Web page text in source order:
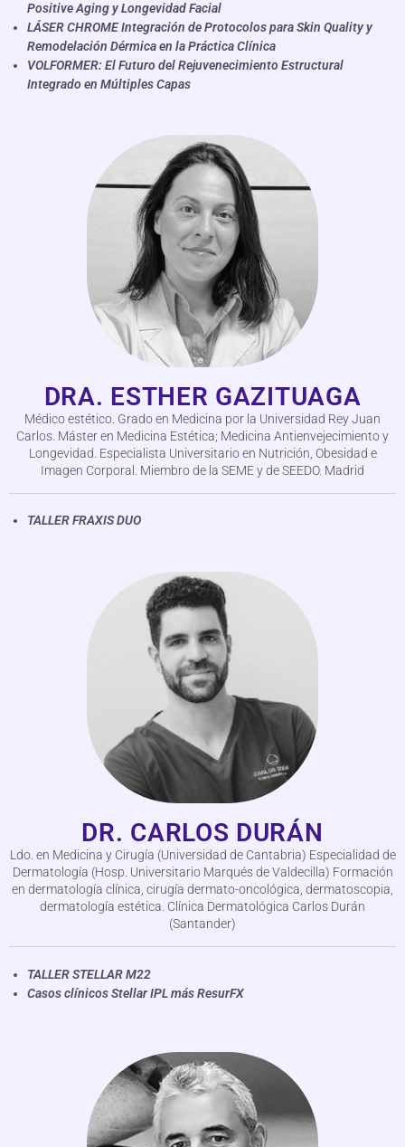
Positive Aging y Longevidad Facial
LÁSER CHROME Integración de Protocolos para Skin Quality y
Remodelación Dérmica en la Práctica Clínica
VOLFORMER: El Futuro del Rejuvenecimiento Estructural
Integrado en Múltiples Capas
DRA. ESTHER GAZITUAGA
Médico estético. Grado en Medicina por la Universidad Rey Juan
Carlos. Máster en Medicina Estética; Medicina Antienvejecimiento y
Longevidad. Especialista Universitario en Nutrición, Obesidad e
Imagen Corporal. Miembro de la SEME y de SEEDO. Madrid
TALLER FRAXIS DUO
DR. CARLOS DURÁN
Ldo. en Medicina y Cirugía (Universidad de Cantabria) Especialidad de
Dermatología (Hosp. Universitario Marqués de Valdecilla) Formación
en dermatología clínica, cirugía dermato-oncológica, dermatoscopia,
dermatología estética. Clínica Dermatológica Carlos Durán
(Santander)
TALLER STELLAR M22
Casos clínicos Stellar IPL más ResurFX